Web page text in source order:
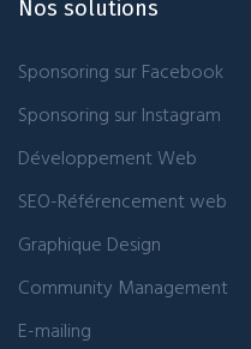
Nos solutions
Sponsoring sur Facebook
Sponsoring sur Instagram
Développement Web
SEO-Référencement web
Graphique Design
Community Management
E-mailing